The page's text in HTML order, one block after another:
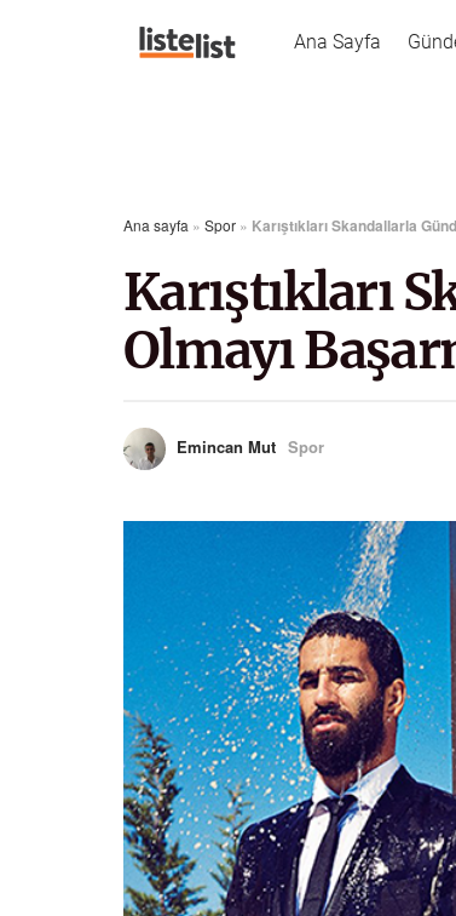
Ana Sayfa
Ana sayfa » Spor » Karıştıkları Skandallarla
Karıştıkları
Olmayı
Emincan Mut Spor